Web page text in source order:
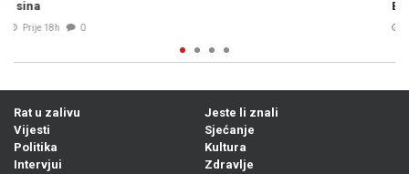
04. Avg. 2026
Rat u zalivu
Vijesti
Politika
Intervjui
Jeste li znali
Sjećanje
Kultura
Zdravlje